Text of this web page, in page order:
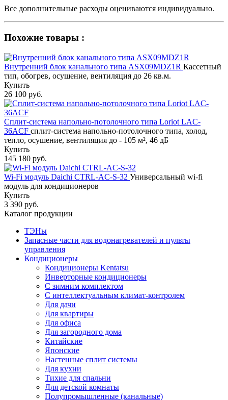
Все дополнительные расходы оцениваются индивидуально.
Похожие товары :
Внутренний блок канального типа ASX09MDZ1R Кассетный
тип, обогрев, осушение, вентиляция до 26 кв.м.
Купить
26 100 руб.
Сплит-система напольно-потолочного типа Loriot LAC-
36ACF сплит-система напольно-потолочного типа, холод,
тепло, осушение, вентиляция до - 105 м², 46 дБ
Купить
145 180 руб.
Wi-Fi модуль Daichi CTRL-AC-S-32 Универсальный wi-fi
модуль для кондиционеров
Купить
3 390 руб.
Каталог продукции
ТЭНы
Запасные части для водонагревателей и пульты
управления
Кондиционеры
Кондиционеры Kentatsu
Инверторные кондиционеры
С зимним комплектом
С интеллектуальным климат-контролем
Для дачи
Для квартиры
Для офиса
Для загородного дома
Китайские
Японские
Настенные сплит системы
Для кухни
Тихие для спальни
Для детской комнаты
Полупромышленные (канальные)